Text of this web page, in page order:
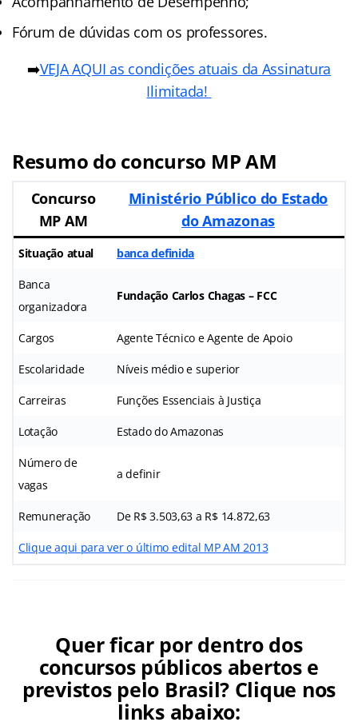
Fórum de dúvidas com os professores.
➡️VEJA AQUI as condições atuais da Assinatura
Ilimitada!
Resumo do concurso MP AM
Concurso
MP AM
Ministério Público do Estado
do Amazonas
Situação atual banca definida
Banca
organizadora
Fundação Carlos Chagas – FCC
Cargos Agente Técnico e Agente de Apoio
Escolaridade Níveis médio e superior
Carreiras Funções Essenciais à Justiça
Lotação Estado do Amazonas
Número de
vagas
a definir
Remuneração De R$ 3.503,63 a R$ 14.872,63
Clique aqui para ver o último edital MP AM 2013
Quer ficar por dentro dos
concursos públicos abertos e
previstos pelo Brasil? Clique nos
links abaixo: